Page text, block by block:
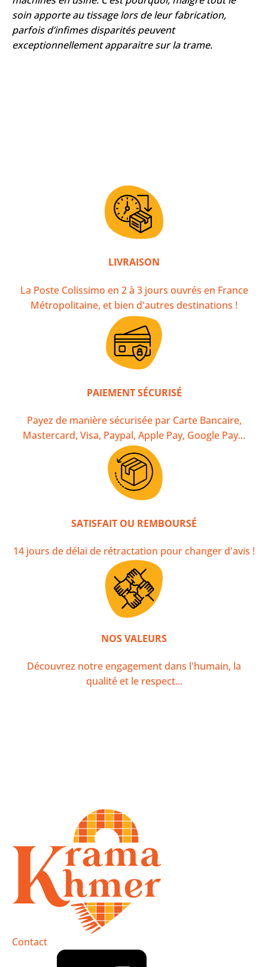
soin apporte au tissage lors de leur fabrication,
parfois d’infimes disparités peuvent
exceptionnellement apparaitre sur la trame.
LIVRAISON
La Poste Colissimo en 2 à 3 jours ouvrés en France
Métropolitaine, et bien d'autres destinations !
PAIEMENT SÉCURISÉ
Payez de manière sécurisée par Carte Bancaire,
Mastercard, Visa, Paypal, Apple Pay, Google Pay...
SATISFAIT OU REMBOURSÉ
14 jours de délai de rétractation pour changer d'avis !
NOS VALEURS
Découvrez notre engagement dans l'humain, la
qualité et le respect...
Contact